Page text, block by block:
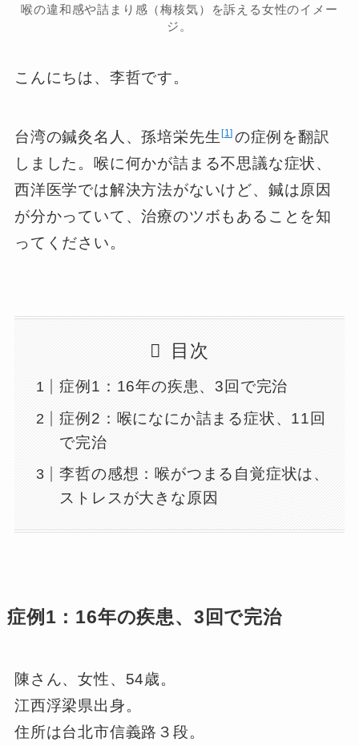
喉の違和感や詰まり感（梅核気）を訴える女性のイメー
ジ。
こんにちは、李哲です。
台湾の鍼灸名人、孫培栄先生 1 の症例を翻訳
しました。喉に何かが詰まる不思議な症状、
西洋医学では解決方法がないけど、鍼は原因
が分かっていて、治療のツボもあることを知
ってください。
目次
症例1：16年の疾患、3回で完治
症例2：喉になにか詰まる症状、11回
で完治
李哲の感想：喉がつまる自覚症状は、
ストレスが大きな原因
症例1：16年の疾患、3回で完治
陳さん、女性、54歳。
江西浮梁県出身。
住所は台北市信義路３段。